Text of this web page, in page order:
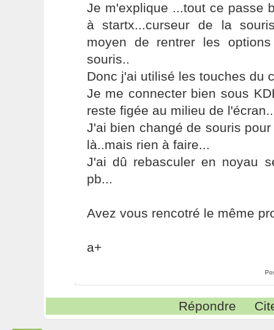
Je m'explique ...tout ce passe
à startx...curseur de la
moyen de rentrer les
souris..
Donc j'ai utilisé les touches du
Je me connecter bien sous
reste figée au milieu de l'écran..
J'ai bien changé de souris
là..mais rien à faire...
J'ai dû rebasculer en noyau
pb...
Avez vous rencotré le même
a+
Répondre